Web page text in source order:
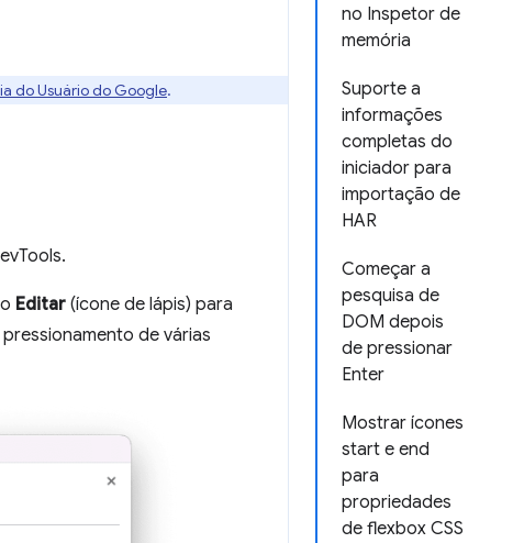
no Inspetor de
memória
Suporte a
informações
completas do
iniciador para
importação de
HAR
Começar a
pesquisa de
DOM depois
de pressionar
Enter
Mostrar ícones
start e end
para
propriedades
de flexbox CSS
do Usuário do Google.
Editar (ícone de lápis) para
de várias